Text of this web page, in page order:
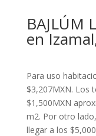
BAJLÚM
en
Para uso
$3,207MXN. Los
$1,500MXN
m2. Por otro
llegar a los